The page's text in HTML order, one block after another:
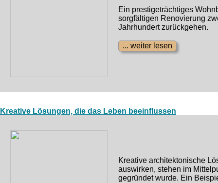
Ein prestigeträchtiges
sorgfältigen Renovierung
Jahrhundert zurückgehen.
Kreative Lösungen, die das Leben beeinflussen
Kreative architektonische
auswirken, stehen im
gegründet wurde. Ein